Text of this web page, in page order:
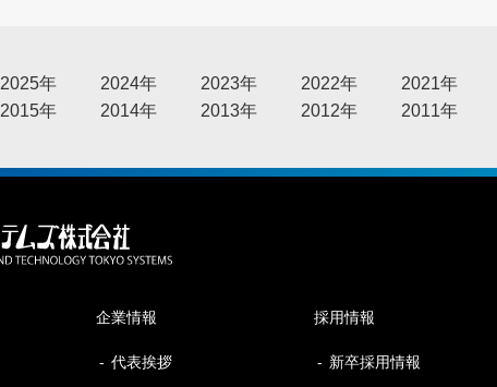
2025年 2024年 2023年 2022年 2021年
2015年 2014年 2013年 2012年 2011年
企業情報
代表挨拶
採用情報
新卒採用情報